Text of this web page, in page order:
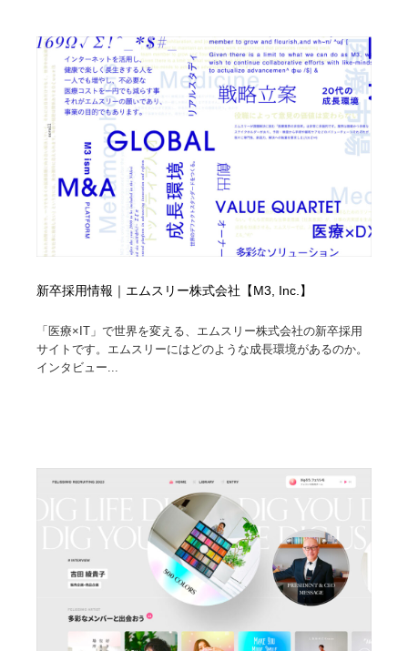
新卒採用情報｜エムスリー株式会社【M3, Inc.】
「医療×IT」で世界を変える、エムスリー株式会社の新卒採用
サイトです。エムスリーにはどのような成長環境があるのか。
インタビュー...